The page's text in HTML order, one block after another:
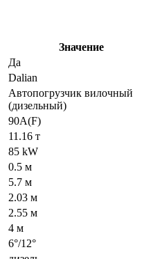
Значение
Да
Dalian
Автопогрузчик вилочный
(дизельный)
90A(F)
11.16 т
85 kW
0.5 м
5.7 м
2.03 м
2.55 м
4 м
6°/12°